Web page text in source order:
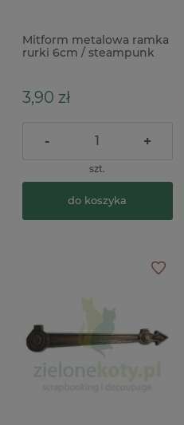
Mitform metalowa ramka
rurki 6cm / steampunk
3,90 zł
- +
szt.
do koszyka